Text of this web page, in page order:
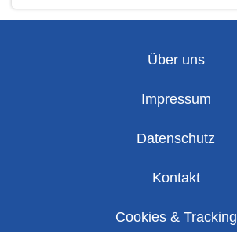
Über uns
Impressum
Datenschutz
Kontakt
Cookies & Tracking